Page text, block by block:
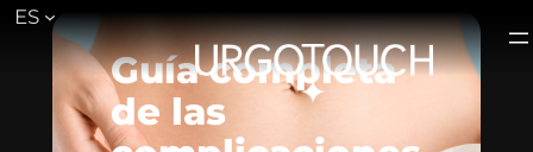
Saltar
contenido
ES
Guía completa
de las